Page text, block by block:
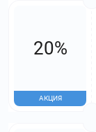
20%
АКЦИЯ